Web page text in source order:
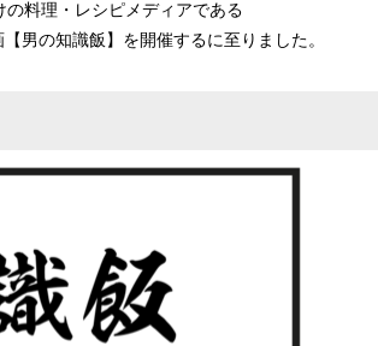
料理・レシピメディアである
男の知識飯】を開催するに至りました。